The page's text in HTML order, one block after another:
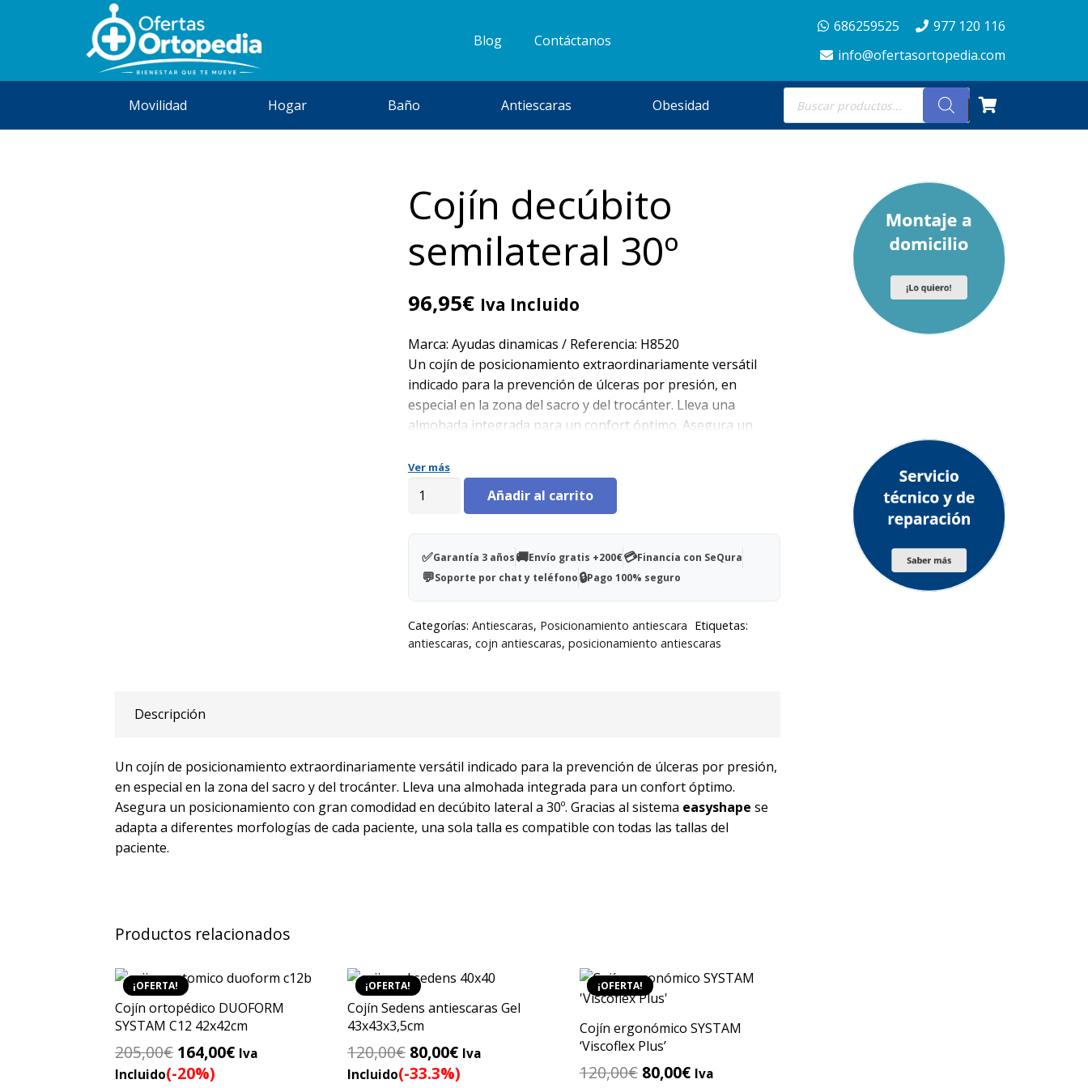
Blog Contáctanos
686259525
977 120 116
info@ofertasortopedia.com
Movilidad Hogar Baño Antiescaras Obesidad
Búsqueda
de
productos
Cojín decúbito
semilateral 30º
96,95€ Iva Incluido
Marca: Ayudas dinamicas / Referencia: H8520
Un cojín de posicionamiento extraordinariamente versátil
indicado para la prevención de úlceras por presión, en
especial en la zona del sacro y del trocánter. Lleva una
almohada integrada para un confort óptimo. Asegura un
30º.
Ver más
Cojín
cantidad
Añadir al carrito
✅Garantía 3 años🚚Envío gratis +200€💳Financia con SeQura
💬Soporte por chat y teléfono🔒Pago 100% seguro
Categorías: Antiescaras, Posicionamiento antiescara Etiquetas:
antiescaras, cojn antiescaras, posicionamiento antiescaras
Descripción
Un cojín de posicionamiento extraordinariamente versátil indicado para la prevención de úlceras por presión,
en especial en la zona del sacro y del trocánter. Lleva una almohada integrada para un confort óptimo.
Asegura un posicionamiento con gran comodidad en decúbito lateral a 30º. Gracias al sistema easyshape se
adapta a diferentes morfologías de cada paciente, una sola talla es compatible con todas las tallas del
paciente.
Productos relacionados
¡OFERTA!
Cojín ortopédico DUOFORM
SYSTAM C12 42x42cm
205,00€ El
precio
164,00€ElIva
Incluido(-20%)
¡OFERTA!
Cojín Sedens antiescaras Gel
43x43x3,5cm
120,00€ El
precio
80,00€El
precio
Iva
Incluido(-33.3%)
¡OFERTA!
Cojín ergonómico SYSTAM
‘Viscoflex Plus’
120,00€ El
80,00€ElIva